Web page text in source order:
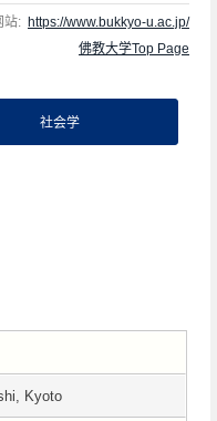
站: https://www.bukkyo-u.ac.jp/
佛教大学Top Page
社会学
Kyoto